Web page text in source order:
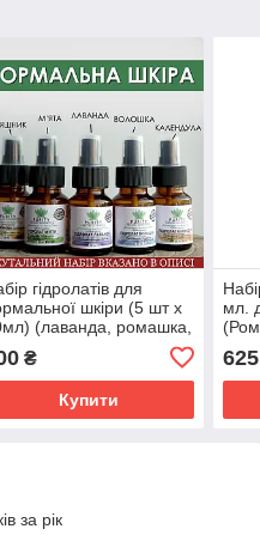
гідролатів для
шкіри (5 шт х
(лаванда, ромашка,
троянди)
₴
Купити
мл.
625
за рік